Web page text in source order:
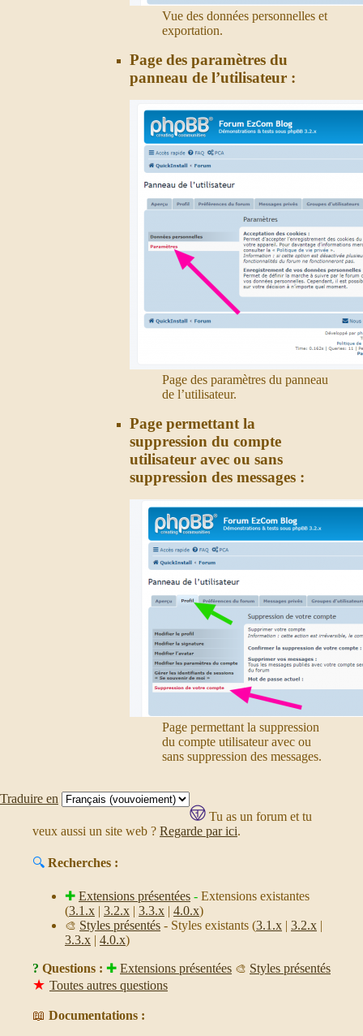
Vue des données personnelles et
exportation.
Page des paramètres du
panneau de l’utilisateur :
Page des paramètres du panneau
de l’utilisateur.
Page permettant la
suppression du compte
utilisateur avec ou sans
suppression des messages :
Page permettant la suppression
du compte utilisateur avec ou
sans suppression des messages.
Traduire en
Tu as un forum et tu
veux aussi un site web ? Regarde par ici.
🔍 Recherches :
✚ Extensions présentées - Extensions existantes
(3.1.x | 3.2.x | 3.3.x | 4.0.x)
🎨 Styles présentés - Styles existants (3.1.x | 3.2.x |
3.3.x | 4.0.x)
? Questions : ✚ Extensions présentées 🎨 Styles présentés
★ Toutes autres questions
📖 Documentations :